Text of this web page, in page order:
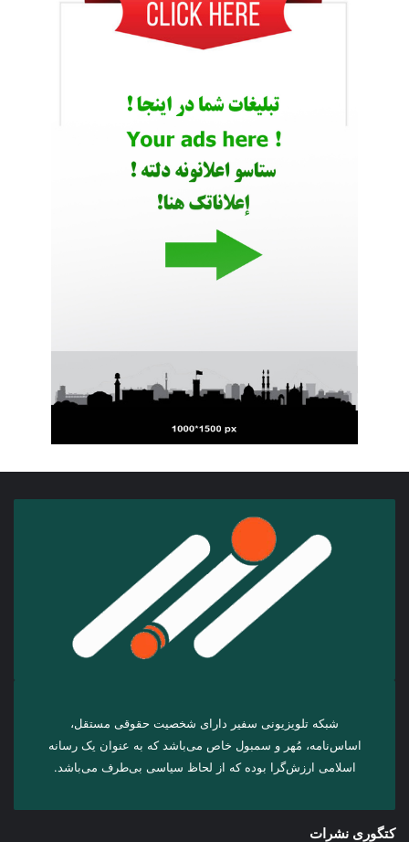
شبکه تلویزیونی سفیر دارای شخصیت حقوقی مستقل،
اساس‌نامه، مُهر و سمبول خاص می‌باشد که به عنوان یک رسانه
اسلامی ارزش‌گرا بوده که از لحاظ سیاسی بی‌طرف می‌باشد.
کتگوری نشرات